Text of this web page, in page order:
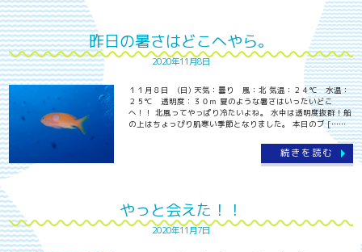
昨日の暑さはどこへやら。
2020年11月8日
１１月８日 (日) 天気：曇り 風：北 気温：２４℃ 水温：
２５℃ 透明度：３０ｍ 夏のような暑さはいったいどこ
へ！！ 北風ってやっぱり冷たいよね。 水中は透明度抜群！船
の上はちょっぴり肌寒い季節となりました。 本日のブ [……
続きを読む
やっと会えた！！
2020年11月7日